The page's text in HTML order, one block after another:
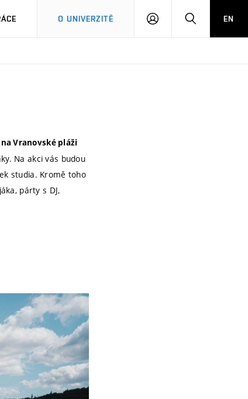
O UNIVERZITĚ
PŘIHLÁSIT HLEDATEN
na Vranovské pláži
Na akci vás budou
studia. Kromě toho
párty s DJ,